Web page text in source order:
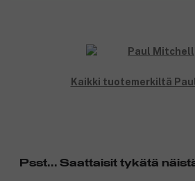
Kaikki tuotemerkiltä
Psst... Saattaisit tykätä